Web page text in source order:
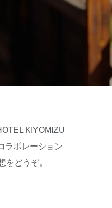
KIYOMIZU
ラボレーション
をどうぞ。